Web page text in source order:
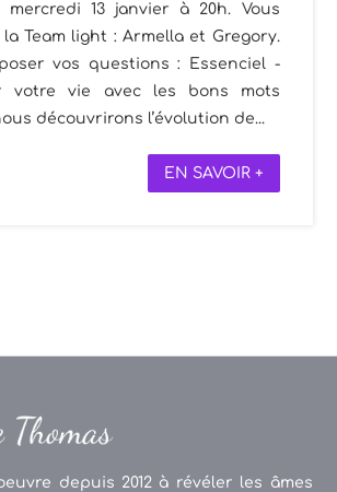
mercredi 13 janvier à 20h. Vous
Team light : Armella et Gregory.
vos questions : Essenciel -
votre vie avec les bons mots
découvrirons l’évolution de...
EN SAVOIR +
depuis 2012 à révéler les âmes